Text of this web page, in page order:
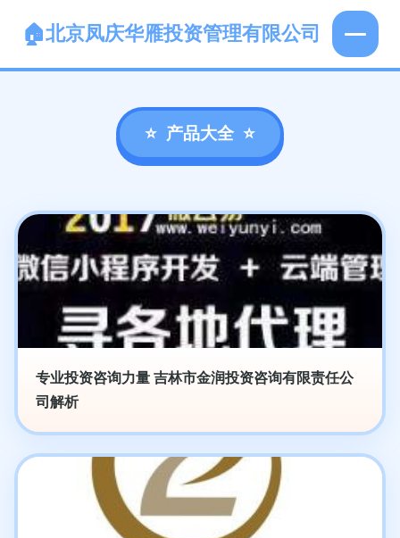
北京凤庆华雁投资管理有限公司
产品大全
专业投资咨询力量 吉林市金润投资咨询有限责任公
司解析